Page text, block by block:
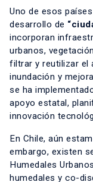
Uno de esos
desarrollo de
incorporan
urbanos,
filtrar y reutilizar el
inundación y
se ha
apoyo estatal,
innovación
En Chile, aún
embargo, existen
Humedales
humedales y co-